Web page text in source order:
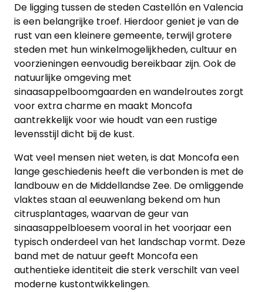
De ligging tussen de steden Castellón en Valencia
is een belangrijke troef. Hierdoor geniet je van de
rust van een kleinere gemeente, terwijl grotere
steden met hun winkelmogelijkheden, cultuur en
voorzieningen eenvoudig bereikbaar zijn. Ook de
natuurlijke omgeving met
sinaasappelboomgaarden en wandelroutes zorgt
voor extra charme en maakt Moncofa
aantrekkelijk voor wie houdt van een rustige
levensstijl dicht bij de kust.
Wat veel mensen niet weten, is dat Moncofa een
lange geschiedenis heeft die verbonden is met de
landbouw en de Middellandse Zee. De omliggende
vlaktes staan al eeuwenlang bekend om hun
citrusplantages, waarvan de geur van
sinaasappelbloesem vooral in het voorjaar een
typisch onderdeel van het landschap vormt. Deze
band met de natuur geeft Moncofa een
authentieke identiteit die sterk verschilt van veel
moderne kustontwikkelingen.